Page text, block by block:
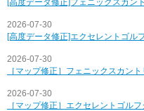
[高度データ修正]フェニックスカン
2026-07-30
[高度データ修正]エクセレントゴル
2026-07-30
［マップ修正］フェニックスカン
2026-07-30
［マップ修正］エクセレントゴル